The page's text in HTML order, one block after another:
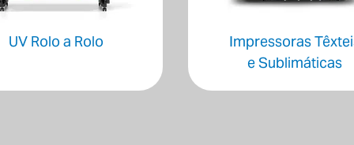
UV Rolo a Rolo
Impressoras
e Sublimáticas